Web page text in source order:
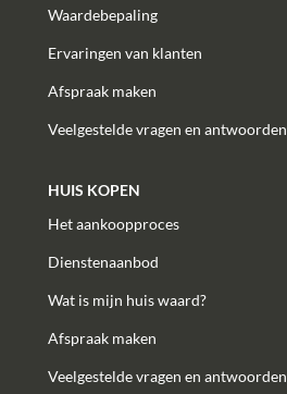
Waardebepaling
Ervaringen van klanten
Afspraak maken
Veelgestelde vragen en antwoorden
HUIS KOPEN
Het aankoopproces
Dienstenaanbod
Wat is mijn huis waard?
Afspraak maken
Veelgestelde vragen en antwoorden